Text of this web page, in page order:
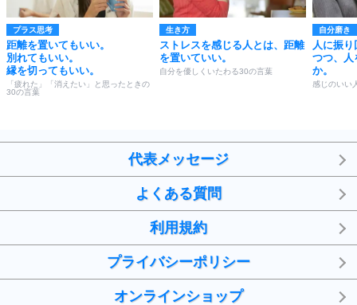
プラス思考
距離を置いてもいい。
別れてもいい。
縁を切ってもいい。
「疲れた」「消えたい」と思ったときの
30の言葉
生き方
ストレスを感じる人とは、距離
を置いていい。
自分を優しくいたわる30の言葉
自分磨き
人に振
つつ、人
か。
感じのいい
代表メッセージ
よくある質問
利用規約
プライバシーポリシー
オンラインショップ